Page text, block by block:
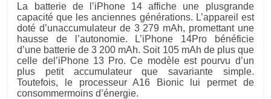
La batterie de l’iPhone 14 affiche une plusgrande
capacité que les anciennes générations. L’appareil est
doté d’unaccumulateur de 3 279 mAh, promettant une
hausse de l’autonomie. L’iPhone 14Pro bénéficie
d’une batterie de 3 200 mAh. Soit 105 mAh de plus que
celle del’iPhone 13 Pro. Ce modèle est pourvu d’un
plus petit accumulateur que savariante simple.
Toutefois, le processeur A16 Bionic lui permet de
consommermoins d’énergie.